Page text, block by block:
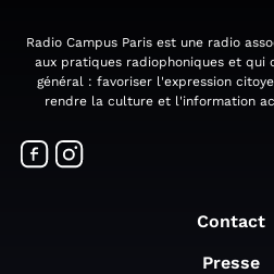
Radio Campus Paris est une radio
aux pratiques radiophoniques et qui
général : favoriser l'expression
rendre la culture et l'information
Contact
Presse